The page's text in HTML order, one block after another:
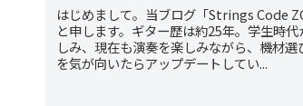
はじめまして。当ブログ「Strings Code
と申します。ギター歴は約25年。学生時
しみ、現在も演奏を楽しみながら、機材
を気が向いたらアップデートしてい...